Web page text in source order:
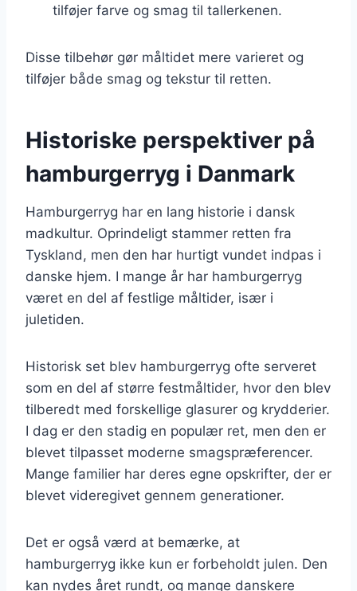
tilføjer farve og smag til tallerkenen.
Disse tilbehør gør måltidet mere varieret og
tilføjer både smag og tekstur til retten.
Historiske perspektiver på
hamburgerryg i Danmark
Hamburgerryg har en lang historie i dansk
madkultur. Oprindeligt stammer retten fra
Tyskland, men den har hurtigt vundet indpas i
danske hjem. I mange år har hamburgerryg
været en del af festlige måltider, især i
juletiden.
Historisk set blev hamburgerryg ofte serveret
som en del af større festmåltider, hvor den blev
tilberedt med forskellige glasurer og krydderier.
I dag er den stadig en populær ret, men den er
blevet tilpasset moderne smagspræferencer.
Mange familier har deres egne opskrifter, der er
blevet videregivet gennem generationer.
Det er også værd at bemærke, at
hamburgerryg ikke kun er forbeholdt julen. Den
kan nydes året rundt, og mange danskere